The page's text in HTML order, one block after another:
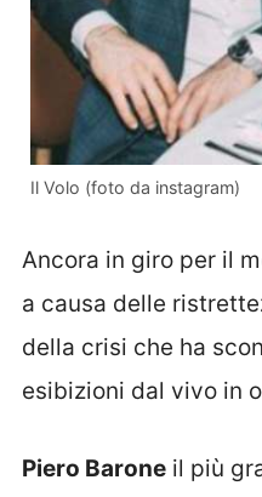
Il Volo (foto da instagram)
Ancora in giro per il
a causa delle
della crisi che ha
esibizioni dal vivo in
Piero Barone il più